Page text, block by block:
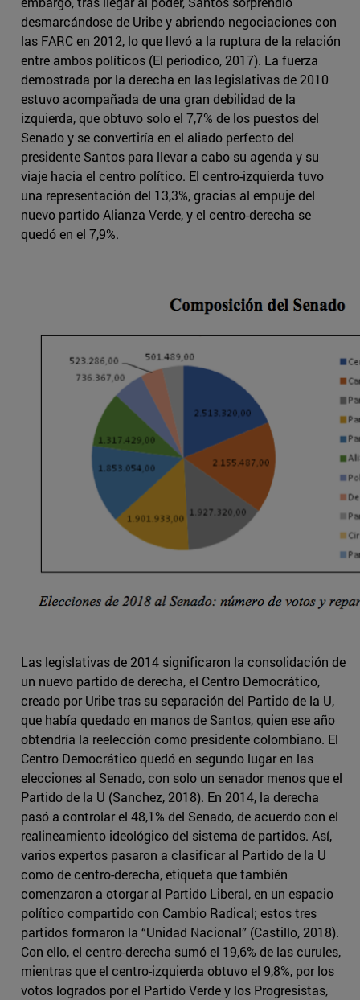
desmarcándose de Uribe y abriendo negociaciones con
las FARC en 2012, lo que llevó a la ruptura de la relación
entre ambos políticos (El periodico, 2017). La fuerza
demostrada por la derecha en las legislativas de 2010
estuvo acompañada de una gran debilidad de la
izquierda, que obtuvo solo el 7,7% de los puestos del
Senado y se convertiría en el aliado perfecto del
presidente Santos para llevar a cabo su agenda y su
viaje hacia el centro político. El centro-izquierda tuvo
una representación del 13,3%, gracias al empuje del
nuevo partido Alianza Verde, y el centro-derecha se
quedó en el 7,9%.
Las legislativas de 2014 significaron la consolidación de
un nuevo partido de derecha, el Centro Democrático,
creado por Uribe tras su separación del Partido de la U,
que había quedado en manos de Santos, quien ese año
obtendría la reelección como presidente colombiano. El
Centro Democrático quedó en segundo lugar en las
elecciones al Senado, con solo un senador menos que el
Partido de la U (Sanchez, 2018). En 2014, la derecha
pasó a controlar el 48,1% del Senado, de acuerdo con el
realineamiento ideológico del sistema de partidos. Así,
varios expertos pasaron a clasificar al Partido de la U
como de centro-derecha, etiqueta que también
comenzaron a otorgar al Partido Liberal, en un espacio
político compartido con Cambio Radical; estos tres
partidos formaron la “Unidad Nacional” (Castillo, 2018).
Con ello, el centro-derecha sumó el 19,6% de las curules,
mientras que el centro-izquierda obtuvo el 9,8%, por los
votos logrados por el Partido Verde y los Progresistas,